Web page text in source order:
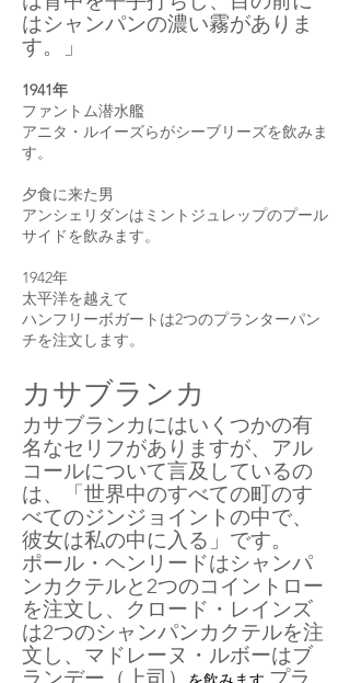
はシャンパンの濃い霧がありま
す。」
1941年
ファントム潜水艦
アニタ・ルイーズらがシーブリーズを飲みま
す。
夕食に来た男
アンシェリダンはミントジュレップのプール
サイドを飲みます。
1942年
太平洋を越えて
ハンフリーボガートは2つのプランターパン
チを注文します。
カサブランカ
カサブランカにはいくつかの有
名なセリフがありますが、アル
コールについて言及しているの
は、「世界中のすべての町のす
べてのジンジョイントの中で、
彼女は私の中に入る」です。
ポール・ヘンリードはシャンパ
ンカクテルと2つのコイントロー
を注文し、クロード・レインズ
は2つのシャンパンカクテルを注
文し、マドレーヌ・ルボーはブ